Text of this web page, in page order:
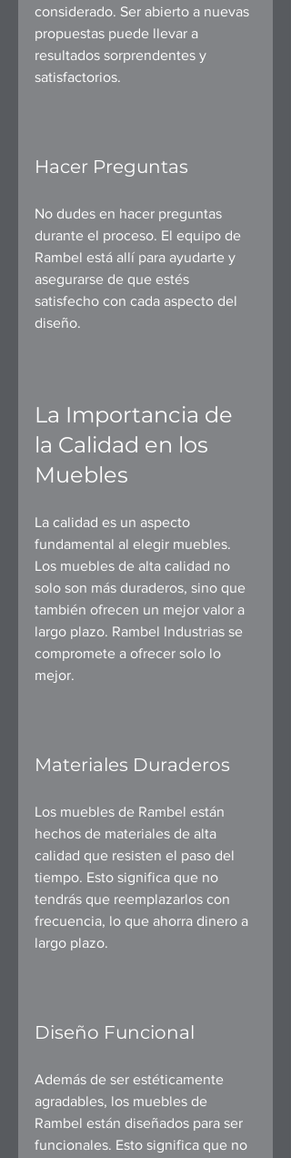
considerado. Ser abierto a nuevas
propuestas puede llevar a
resultados sorprendentes y
satisfactorios.
Hacer Preguntas
No dudes en hacer preguntas
durante el proceso. El equipo de
Rambel está allí para ayudarte y
asegurarse de que estés
satisfecho con cada aspecto del
diseño.
La Importancia de
la Calidad en los
Muebles
La calidad es un aspecto
fundamental al elegir muebles.
Los muebles de alta calidad no
solo son más duraderos, sino que
también ofrecen un mejor valor a
largo plazo. Rambel Industrias se
compromete a ofrecer solo lo
mejor.
Materiales Duraderos
Los muebles de Rambel están
hechos de materiales de alta
calidad que resisten el paso del
tiempo. Esto significa que no
tendrás que reemplazarlos con
frecuencia, lo que ahorra dinero a
largo plazo.
Diseño Funcional
Además de ser estéticamente
agradables, los muebles de
Rambel están diseñados para ser
funcionales. Esto significa que no